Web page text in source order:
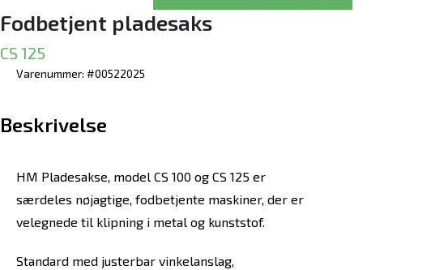
Fodbetjent pladesaks
CS 125
Varenummer: #00522025
Beskrivelse
HM Pladesakse, model CS 100 og CS 125 er
særdeles nøjagtige, fodbetjente maskiner, der er
velegnede til klipning i metal og kunststof.
Standard med justerbar vinkelanslag,